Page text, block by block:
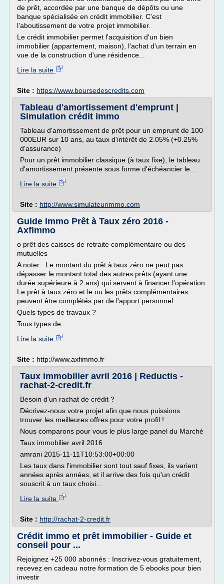
de prêt, accordée par une banque de dépôts ou une
banque spécialisée en crédit immobilier. C'est
l'aboutissement de votre projet immobilier.
Le crédit immobilier permet l'acquisition d'un bien
immobilier (appartement, maison), l'achat d'un terrain en
vue de la construction d'une résidence...
Lire la suite
Site : https://www.boursedescredits.com
Tableau d'amortissement d'emprunt |
Simulation crédit immo
Tableau d'amortissement de prêt pour un emprunt de 100
000EUR sur 10 ans, au taux d'intérêt de 2.05% (+0.25%
d'assurance)
Pour un prêt immobilier classique (à taux fixe), le tableau
d'amortissement présente sous forme d'échéancier le...
Lire la suite
Site : http://www.simulateurimmo.com
Guide Immo Prêt à Taux zéro 2016 -
Axfimmo
o prêt des caisses de retraite complémentaire ou des
mutuelles
A noter : Le montant du prêt à taux zéro ne peut pas
dépasser le montant total des autres prêts (ayant une
durée supérieure à 2 ans) qui servent à financer l'opération.
Le prêt à taux zéro et le ou les prêts complémentaires
peuvent être complétés par de l'apport personnel.
Quels types de travaux ?
Tous types de...
Lire la suite
Site : http://www.axfimmo.fr
Taux immobilier avril 2016 | Reductis -
rachat-2-credit.fr
Besoin d'un rachat de crédit ?
Décrivez-nous votre projet afin que nous puissions
trouver les meilleures offres pour votre profil !
Nous comparons pour vous le plus large panel du Marché
Taux immobilier avril 2016
amrani 2015-11-11T10:53:00+00:00
Les taux dans l'immobilier sont tout sauf fixes, ils varient
années après années, et il arrive des fois qu'un crédit
souscrit à un taux choisi...
Lire la suite
Site : http://rachat-2-credit.fr
Crédit immo et prêt immobilier - Guide et
conseil pour ...
Rejoignez +25 000 abonnés : Inscrivez-vous gratuitement,
recevez en cadeau notre formation de 5 ebooks pour bien
investir